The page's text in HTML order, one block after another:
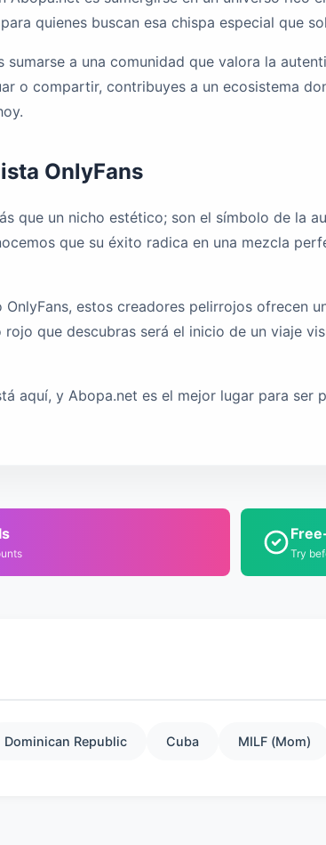
quienes buscan esa chispa especial que
a una comunidad que valora la
o compartir, contribuyes a un ecosistema
OnlyFans
que un nicho estético; son el símbolo de la
que su éxito radica en una mezcla
estos creadores pelirrojos ofrecen
que descubras será el inicio de un viaje
aquí, y Abopa.net es el mejor lugar para ser
Try
Dominican Republic Cuba MILF (Mom)